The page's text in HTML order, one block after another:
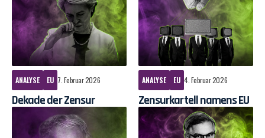
ANALYSE EU 7. Februar 2026
Dekade der Zensur
ANALYSE EU 4. Februar 2026
Zensurkartell namens EU